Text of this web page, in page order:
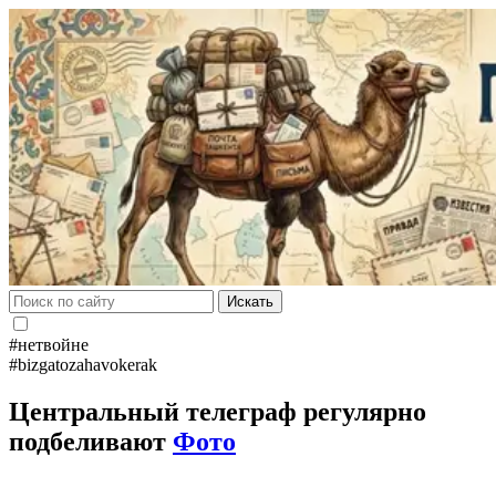
Искать
#нетвойне
#bizgatozahavokerak
Центральный телеграф регулярно
подбеливают Фото